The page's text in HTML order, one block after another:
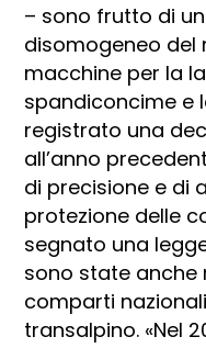
– sono frutto di
disomogeneo del
macchine per la
spandiconcime e
registrato una
all’anno
di precisione e di
protezione delle
segnato una
sono state anche
comparti
transalpino. «Nel